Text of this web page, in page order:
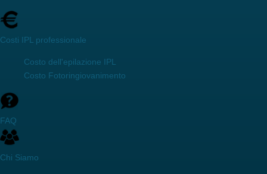
Costi IPL professionale
Costo dell'epilazione IPL
Costo Fotoringiovanimento
FAQ
Chi Siamo